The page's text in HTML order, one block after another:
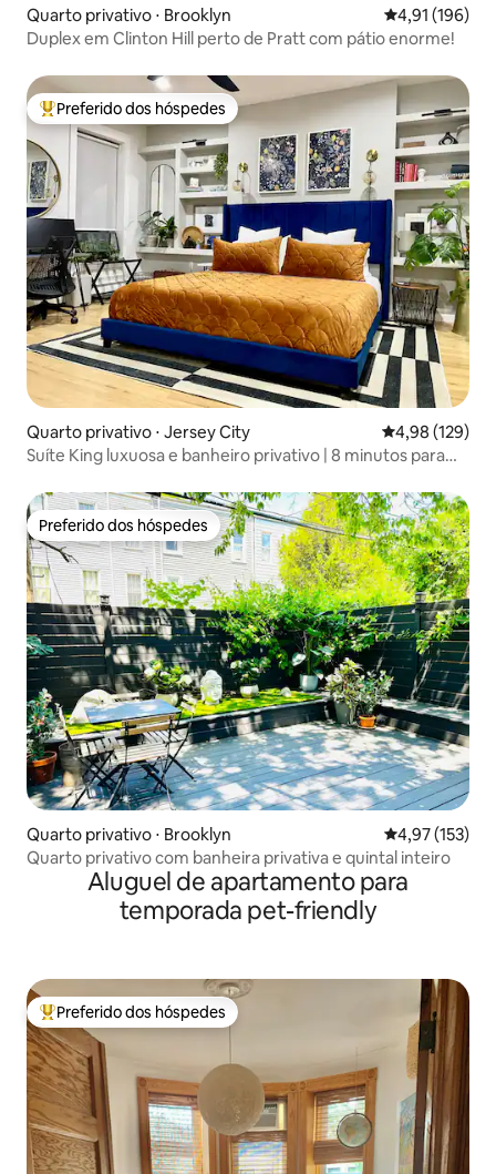
Quarto privativo ⋅ Brooklyn 4,91 de uma
4,91 (196)
Duplex em Clinton Hill perto de Pratt com pátio enorme!
Entre os melhores preferidos dos hóspedes
Preferido dos hóspedes
Quarto privativo ⋅ Jersey City 4,98 de uma
4,98 (129)
Suíte King luxuosa e banheiro privativo | 8 minutos para
Preferido dos hóspedes
Preferido dos hóspedes
Quarto privativo ⋅ Brooklyn 4,97 de uma
4,97 (153)
Quarto privativo com banheira privativa e quintal inteiro
Aluguel de apartamento para
temporada pet-friendly
Entre os melhores preferidos dos hóspedes
Preferido dos hóspedes